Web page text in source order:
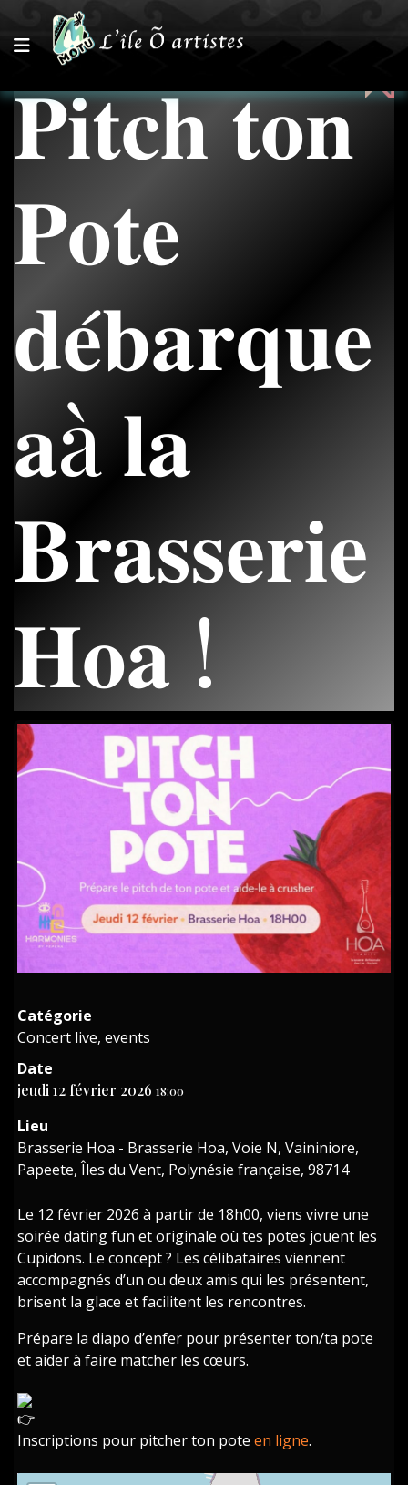
𝐏𝐢𝐭𝐜𝐡 𝐭𝐨𝐧
𝐏𝐨𝐭𝐞
𝐝𝐞́𝐛𝐚𝐫𝐪𝐮𝐞
𝐚à 𝐥𝐚
𝐁𝐫𝐚𝐬𝐬𝐞𝐫𝐢𝐞
𝐇𝐨𝐚 !
Catégorie
Concert live, events
Date
jeudi 12 février 2026 18:00
Lieu
Brasserie Hoa - Brasserie Hoa, Voie N, Vaininiore,
Papeete, Îles du Vent, Polynésie française, 98714
Le 12 février 2026 à partir de 18h00, viens vivre une
soirée dating fun et originale où tes potes jouent les
Cupidons. Le concept ? Les célibataires viennent
accompagnés d’un ou deux amis qui les présentent,
brisent la glace et facilitent les rencontres.
Prépare la diapo d’enfer pour présenter ton/ta pote
et aider à faire matcher les cœurs.
Inscriptions pour pitcher ton poteen ligne.